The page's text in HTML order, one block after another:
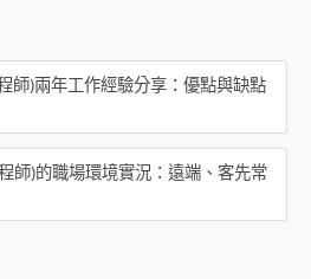
師)兩年工作經驗分享：優點與缺點
師)的職場環境實況：遠端、客先常